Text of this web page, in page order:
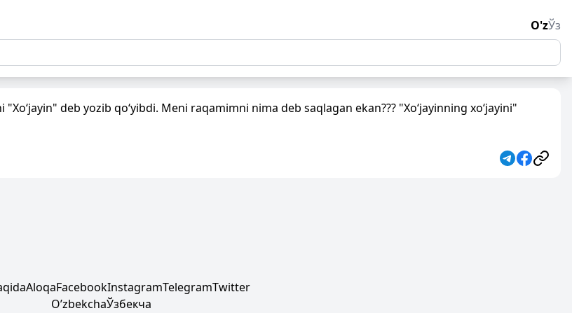
O'zЎз
deb yozib qo‘yibdi. Meni raqamimni nima deb saqlagan ekan??? "Xo‘jayinning xo‘jayini"
AloqaFacebookInstagramTelegramTwitter
OʼzbekchaЎзбекча